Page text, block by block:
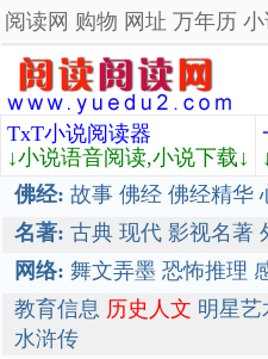
阅读网 购物 网址 万年历
TxT小说阅读器
↓小说语音阅读,小说下载↓
佛经: 故事 佛经 佛经精华
名著: 古典 现代 影视名著
网络: 舞文弄墨 恐怖推理
教育信息 历史人文 明星艺
水浒传